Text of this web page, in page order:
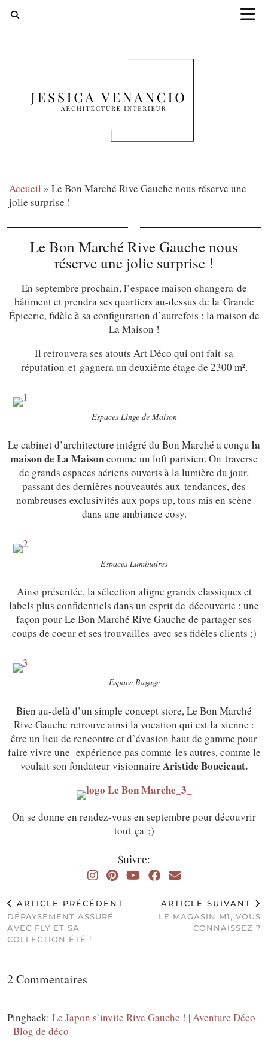
Accueil » Le Bon Marché Rive Gauche nous réserve une
jolie surprise !
Le Bon Marché Rive Gauche nous
réserve une jolie surprise !
En septembre prochain, l’espace maison changera de
bâtiment et prendra ses quartiers au-dessus de la Grande
Épicerie, fidèle à sa configuration d’autrefois : la maison de
La Maison !
Il retrouvera ses atouts Art Déco qui ont fait sa
réputation et gagnera un deuxième étage de 2300 m².
Espaces Linge de Maison
Le cabinet d’architecture intégré du Bon Marché a conçu la
maison de La Maisoncomme un loft parisien. On traverse
de grands espaces aériens ouverts à la lumière du jour,
passant des dernières nouveautés aux tendances, des
nombreuses exclusivités aux pops up, tous mis en scène
dans une ambiance cosy.
Espaces Luminaires
Ainsi présentée, la sélection aligne grands classiques et
labels plus confidentiels dans un esprit de découverte : une
façon pour Le Bon Marché Rive Gauche de partager ses
coups de coeur et ses trouvailles avec ses fidèles clients ;)
Espace Bagage
Bien au-delà d’un simple concept store, Le Bon Marché
Rive Gauche retrouve ainsi la vocation qui est la sienne :
être un lieu de rencontre et d’évasion haut de gamme pour
faire vivre une expérience pas comme les autres, comme le
voulait son fondateur visionnaire Aristide Boucicaut.
On se donne en rendez-vous en septembre pour découvrir
tout ça ;)
Suivre:
ARTICLE PRÉCÉDENT
DÉPAYSEMENT ASSURÉ
AVEC FLY ET SA
COLLECTION ÉTÉ !
ARTICLE SUIVANT
LE MAGASIN M1, VOUS
CONNAISSEZ ?
2 Commentaires
Pingback: Le Japon s’invite Rive Gauche ! | Aventure Déco
- Blog de déco